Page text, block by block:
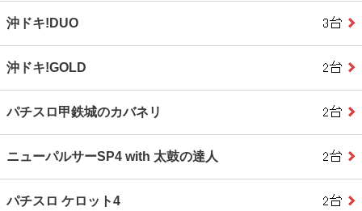
沖ドキ!DUO
沖ドキ!GOLD
パチスロ甲鉄城のカバネリ
ニューパルサーSP4 with 太鼓の達人
パチスロ ケロット4